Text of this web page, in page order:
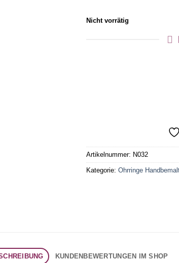
Nicht vorrätig
Artikelnummer: N032
Kategorie: Ohrringe
KUNDENBEWERTUNGEN IM SHOP